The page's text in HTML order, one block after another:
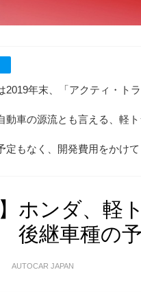
2019年末、「アクティ・ト
動車の源流とも言える、軽
定もなく、開発費用をかけ
】ホンダ、軽
後継車種の
AUTOCAR JAPAN